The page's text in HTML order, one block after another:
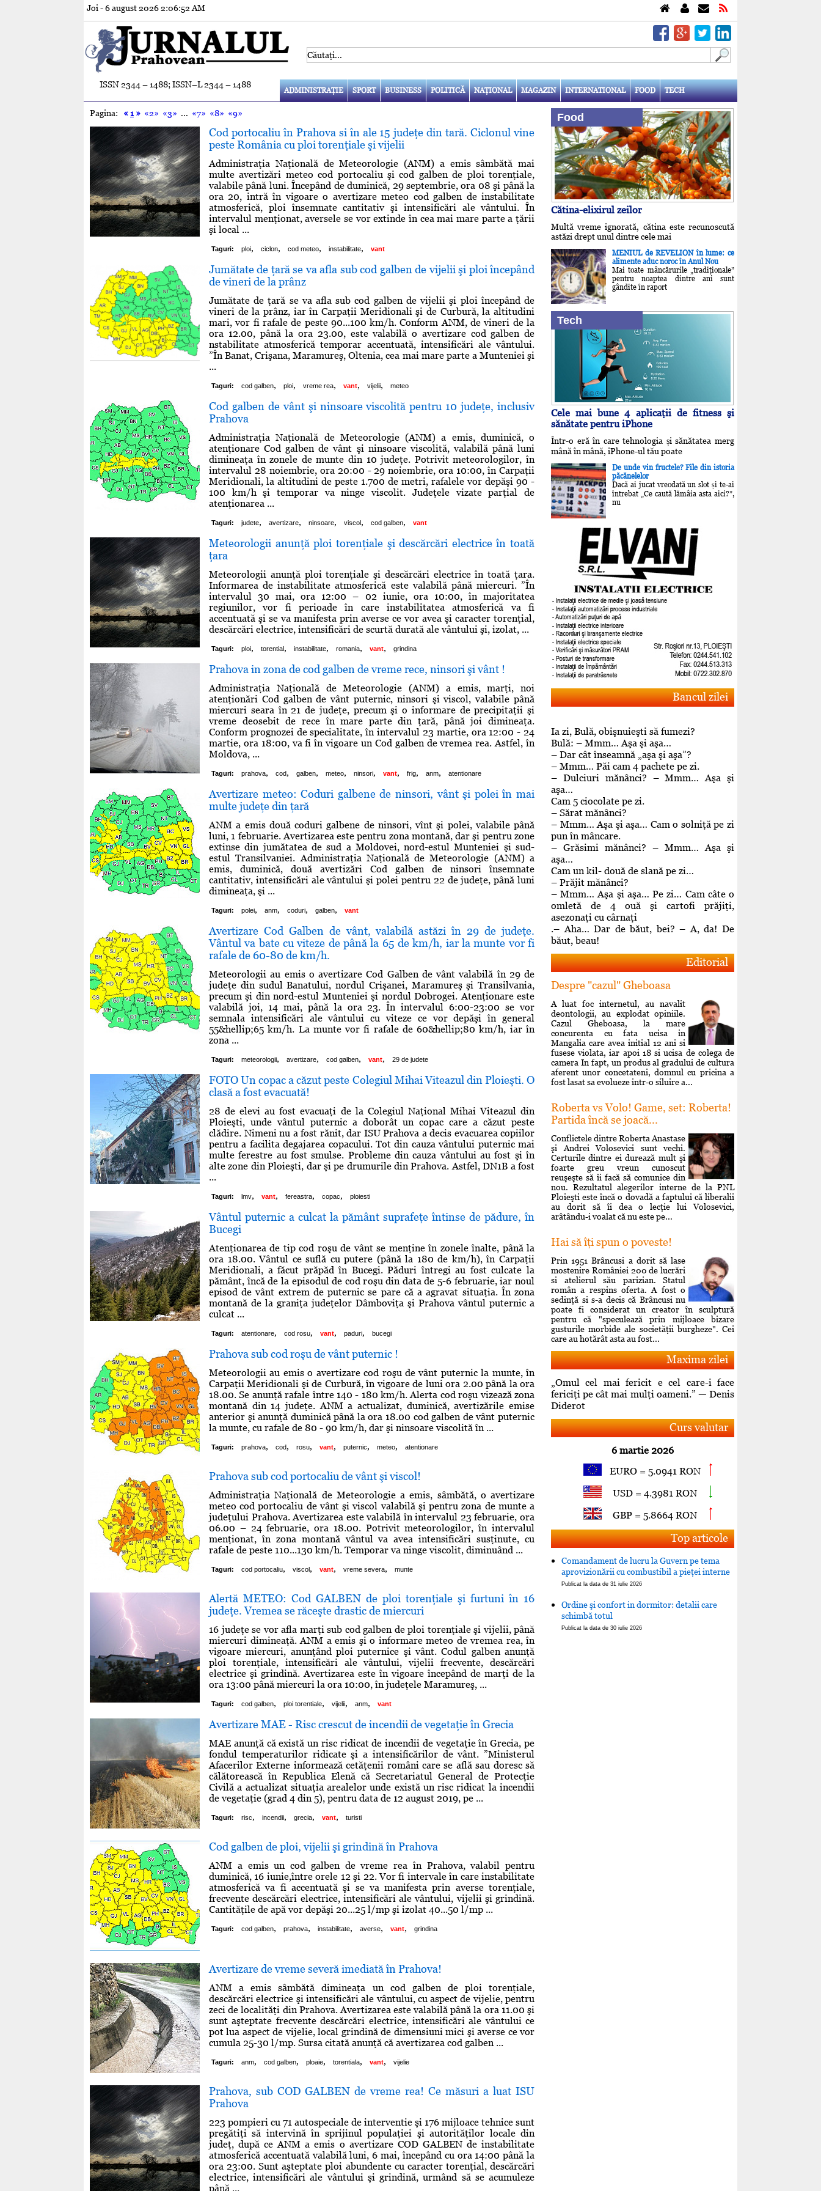
Joi - 6 august 2026 2:06:53 AM
ISSN 2344 – 1488; ISSN–L 2344 – 1488
ADMINISTRAŢIE SPORT BUSINESS POLITICĂ NAŢIONAL MAGAZIN INTERNATIONAL FOOD TECH
Pagina: «1 » «2» «3» ... «7» «8» «9»
Cod portocaliu în Prahova si în ale 15 judeţe din tară. Ciclonul vine
peste România cu ploi torenţiale şi vijelii
Administraţia Naţională de Meteorologie (ANM) a emis sâmbătă mai
multe avertizări meteo cod portocaliu şi cod galben de ploi torenţiale,
valabile până luni. Începând de duminică, 29 septembrie, ora 08 şi până la
ora 20, intră în vigoare o avertizare meteo cod galben de instabilitate
atmosferică, ploi însemnate cantitativ şi intensificări ale vântului. În
intervalul menţionat, aversele se vor extinde în cea mai mare parte a ţării
şi local ...
Taguri: ploi, ciclon, cod meteo, instabilitate, vant
Jumătate de ţară se va afla sub cod galben de vijelii şi ploi începând
de vineri de la prânz
Jumătate de ţară se va afla sub cod galben de vijelii şi ploi începând de
vineri de la prânz, iar în Carpaţii Meridionali şi de Curbură, la altitudini
mari, vor fi rafale de peste 90...100 km/h. Conform ANM, de vineri de la
ora 12.00, până la ora 23.00, este valabilă o avertizare cod galben de
nstabilitate atmosferică temporar accentuată, intensificări ale vântului.
”În Banat, Crişana, Maramureş, Oltenia, cea mai mare parte a Munteniei şi
...
Taguri: cod galben, ploi, vreme rea, vant, vijelii, meteo
Cod galben de vânt şi ninsoare viscolită pentru 10 judeţe, inclusiv
Prahova
Administraţia Naţională de Meteorologie (ANM) a emis, duminică, o
atenţionare Cod galben de vânt şi ninsoare viscolită, valabilă până luni
dimineaţa în zonele de munte din 10 judeţe. Potrivit meteorologilor, în
intervalul 28 noiembrie, ora 20:00 - 29 noiembrie, ora 10:00, în Carpaţii
Meridionali, la altitudini de peste 1.700 de metri, rafalele vor depăşi 90 -
100 km/h şi temporar va ninge viscolit. Judeţele vizate parţial de
atenţionarea ...
Taguri: judete, avertizare, ninsoare, viscol, cod galben, vant
Meteorologii anunţă ploi torenţiale şi descărcări electrice în toată
ţara
Meteorologii anunţă ploi torenţiale şi descărcări electrice în toată ţara.
Informarea de instabilitate atmosferică este valabilă până miercuri. ”În
intervalul 30 mai, ora 12:00 – 02 iunie, ora 10:00, în majoritatea
regiunilor, vor fi perioade în care instabilitatea atmosferică va fi
accentuată şi se va manifesta prin averse ce vor avea şi caracter torenţial,
descărcări electrice, intensificări de scurtă durată ale vântului şi, izolat, ...
Taguri: ploi, torential, instabilitate, romania, vant, grindina
Prahova in zona de cod galben de vreme rece, ninsori şi vânt !
Administraţia Naţională de Meteorologie (ANM) a emis, marţi, noi
atenţionări Cod galben de vânt puternic, ninsori şi viscol, valabile până
miercuri seara în 21 de judeţe, precum şi o informare de precipitaţii şi
vreme deosebit de rece în mare parte din ţară, până joi dimineaţa.
Conform prognozei de specialitate, în intervalul 23 martie, ora 12:00 - 24
martie, ora 18:00, va fi în vigoare un Cod galben de vremea rea. Astfel, în
Moldova, ...
Taguri: prahova, cod, galben, meteo, ninsori, vant, frig, anm, atentionare
Avertizare meteo: Coduri galbene de ninsori, vânt şi polei în mai
multe judeţe din ţară
ANM a emis două coduri galbene de ninsori, vînt şi polei, valabile până
luni, 1 februarie. Avertizarea este pentru zona montană, dar şi pentru zone
extinse din jumătatea de sud a Moldovei, nord-estul Munteniei şi sud-
estul Transilvaniei. Administraţia Naţională de Meteorologie (ANM) a
emis, duminică, două avertizări Cod galben de ninsori însemnate
cantitativ, intensificări ale vântului şi polei pentru 22 de judeţe, până luni
dimineaţa, şi ...
Taguri: polei, anm, coduri, galben, vant
Avertizare Cod Galben de vânt, valabilă astăzi în 29 de judeţe.
Vântul va bate cu viteze de până la 65 de km/h, iar la munte vor fi
rafale de 60-80 de km/h.
Meteorologii au emis o avertizare Cod Galben de vânt valabilă în 29 de
judeţe din sudul Banatului, nordul Crişanei, Maramureş şi Transilvania,
precum şi din nord-estul Munteniei şi nordul Dobrogei. Atenţionare este
valabilă joi, 14 mai, până la ora 23. În intervalul 6:00-23:00 se vor
semnala intensificări ale vântului cu viteze ce vor depăşi în general
55&hellip;65 km/h. La munte vor fi rafale de 60&hellip;80 km/h, iar în
zona ...
Taguri: meteorologii, avertizare, cod galben, vant, 29 de judete
FOTO Un copac a căzut peste Colegiul Mihai Viteazul din Ploieşti. O
clasă a fost evacuată!
28 de elevi au fost evacuaţi de la Colegiul Naţional Mihai Viteazul din
Ploieşti, unde vântul puternic a doborât un copac care a căzut peste
clădire. Nimeni nu a fost rănit, dar ISU Prahova a decis evacuarea copiilor
pentru a facilita degajarea copacului. Tot din cauza vântului puternic mai
multe ferestre au fost smulse. Probleme din cauza vântului au fost şi în
alte zone din Ploieşti, dar şi pe drumurile din Prahova. Astfel, DN1B a fost
...
Taguri: lmv, vant, fereastra, copac, ploiesti
Vântul puternic a culcat la pământ suprafeţe întinse de pădure, în
Bucegi
Atenţionarea de tip cod roşu de vânt se menţine în zonele înalte, până la
ora 18.00. Vântul ce suflă cu putere (până la 180 de km/h), în Carpaţii
Meridionali, a făcut prăpăd în Bucegi. Păduri întregi au fost culcate la
pământ, încă de la episodul de cod roşu din data de 5-6 februarie, iar noul
episod de vânt extrem de puternic se pare că a agravat situaţia. În zona
montană de la graniţa judeţelor Dâmboviţa şi Prahova vântul puternic a
culcat ...
Taguri: atentionare, cod rosu, vant, paduri, bucegi
Prahova sub cod roşu de vânt puternic !
Meteorologii au emis o avertizare cod roşu de vânt puternic la munte, în
Carpaţii Meridionali şi de Curbură, în vigoare de luni ora 2.00 până la ora
18.00. Se anunţă rafale între 140 - 180 km/h. Alerta cod roşu vizează zona
montană din 14 judeţe. ANM a actualizat, duminică, avertizările emise
anterior şi anunţă duminică până la ora 18.00 cod galben de vânt puternic
la munte, cu rafale de 80 - 90 km/h, dar şi ninsoare viscolită în ...
Taguri: prahova, cod, rosu, vant, puternic, meteo, atentionare
Prahova sub cod portocaliu de vânt şi viscol!
Administraţia Naţională de Meteorologie a emis, sâmbătă, o avertizare
meteo cod portocaliu de vânt şi viscol valabilă şi pentru zona de munte a
judeţului Prahova. Avertizarea este valabilă în intervalul 23 februarie, ora
06.00 – 24 februarie, ora 18.00. Potrivit meteorologilor, în intervalul
menţionat, în zona montană vântul va avea intensificări susţinute, cu
rafale de peste 110...130 km/h. Temporar va ninge viscolit, diminuând ...
Taguri: cod portocaliu, viscol, vant, vreme severa, munte
Alertă METEO: Cod GALBEN de ploi torenţiale şi furtuni în 16
judeţe. Vremea se răceşte drastic de miercuri
16 judeţe se vor afla marţi sub cod galben de ploi torenţiale şi vijelii, până
miercuri dimineaţă. ANM a emis şi o informare meteo de vremea rea, în
vigoare miercuri, anunţând ploi puternice şi vânt. Codul galben anunţă
ploi torenţiale, intensificări ale vântului, vijelii frecvente, descărcări
electrice şi grindină. Avertizarea este în vigoare începând de marţi de la
ora 13:00 până miercuri la ora 10:00, în judeţele Maramureş, ...
Taguri: cod galben, ploi torentiale, vijelii, anm, vant
Avertizare MAE - Risc crescut de incendii de vegetaţie în Grecia
MAE anunţă că există un risc ridicat de incendii de vegetaţie în Grecia, pe
fondul temperaturilor ridicate şi a intensificărilor de vânt. ”Ministerul
Afacerilor Externe informează cetăţenii români care se află sau doresc să
călătorească în Republica Elenă că Secretariatul General de Protecţie
Civilă a actualizat situaţia arealelor unde există un risc ridicat la incendii
de vegetaţie (grad 4 din 5), pentru data de 12 august 2019, pe ...
Taguri: risc, incendii, grecia, vant, turisti
Cod galben de ploi, vijelii şi grindină în Prahova
ANM a emis un cod galben de vreme rea în Prahova, valabil pentru
duminică, 16 iunie,între orele 12 şi 22. Vor fi intervale în care instabilitate
atmosferică va fi accentuată şi se va manifesta prin averse torenţiale,
frecvente descărcări electrice, intensificări ale vântului, vijelii şi grindină.
Cantităţile de apă vor depăşi 20...25 l/mp şi izolat 40...50 l/mp ...
Taguri: cod galben, prahova, instabilitate, averse, vant, grindina
Avertizare de vreme severă imediată în Prahova!
ANM a emis sâmbătă dimineaţa un cod galben de ploi torenţiale,
descărcări electrice şi intensificări ale vântului, cu aspect de vijelie, pentru
zeci de localităţi din Prahova. Avertizarea este valabilă până la ora 11.00 şi
sunt aşteptate frecvente descărcări electrice, intensificări ale vântului ce
pot lua aspect de vijelie, local grindină de dimensiuni mici şi averse ce vor
cumula 25-30 l/mp. Sursa citată anunţă că avertizarea cod galben ...
Taguri: anm, cod galben, ploaie, torentiala, vant, vijelie
Prahova, sub COD GALBEN de vreme rea! Ce măsuri a luat ISU
Prahova
223 pompieri cu 71 autospeciale de interventie şi 176 mijloace tehnice sunt
pregătiţi să intervină în sprijinul populaţiei şi autorităţilor locale din
judeţ, după ce ANM a emis o avertizare COD GALBEN de instabilitate
atmosferică accentuată valabilă luni, 6 mai, începând cu ora 14:00 până la
ora 23:00. Sunt aşteptate ploi abundente cu caracter torenţial, descărcări
electrice, intensificări ale vântului şi grindină, urmând să se acumuleze
până ...
Food
Cătina-elixirul zeilor
Multă vreme ignorată, cătina este recunoscută
astăzi drept unul dintre cele mai
MENIUL de REVELION în lume: ce
alimente aduc noroc în Anul Nou
Mai toate mâncărurile „tradiţionale”
pentru noaptea dintre ani sunt
gândite în raport
Tech
Cele mai bune 4 aplicaţii de fitness şi
sănătate pentru iPhone
Într-o eră în care tehnologia și sănătatea merg
mână în mână, iPhone-ul tău poate
De unde vin fructele? File din istoria
păcănelelor
Dacă ai jucat vreodată un slot și te-ai
întrebat „Ce caută lămâia asta aici?”,
nu
Bancul zilei
Ia zi, Bulă, obişnuieşti să fumezi?
Bulă: – Mmm… Aşa şi aşa…
– Dar cât înseamnă „aşa şi aşa”?
– Mmm… Păi cam 4 pachete pe zi.
– Dulciuri mănânci? – Mmm… Aşa şi
aşa…
Cam 5 ciocolate pe zi.
– Sărat mănânci?
– Mmm… Aşa şi aşa… Cam o solniţă pe zi
pun în mâncare.
– Grăsimi mănânci? – Mmm… Aşa şi
aşa…
Cam un kil- două de slană pe zi…
– Prăjit mănânci?
– Mmm… Aşa şi aşa… Pe zi… Cam câte o
omletă de 4 ouă şi cartofi prăjiţi,
asezonaţi cu cârnaţi
.– Aha… Dar de băut, bei? – A, da! De
băut, beau!
Editorial
Despre "cazul" Gheboasa
A luat foc internetul, au navalit
deontologii, au explodat opiniile.
Cazul Gheboasa, la mare
concurenta cu fata ucisa in
Mangalia care avea initial 12 ani si
fusese violata, iar apoi 18 si ucisa de colega de
camera In fapt, un produs al gradului de cultura
aferent unor concetateni, domnul cu pricina a
fost lasat sa evolueze intr-o siluire a...
Roberta vs Volo! Game, set: Roberta!
Partida încă se joacă...
Conflictele dintre Roberta Anastase
şi Andrei Volosevici sunt vechi.
Certurile dintre ei durează mult şi
foarte greu vreun cunoscut
reuşeşte să îi facă să comunice din
nou. Rezultatul alegerilor interne de la PNL
Ploieşti este încă o dovadă a faptului că liberalii
au dorit să îi dea o lecţie lui Volosevici,
arâtându-i voalat că nu este pe...
Hai să îţi spun o poveste!
Prin 1951 Brâncusi a dorit să lase
mostenire României 200 de lucrări
si atelierul său parizian. Statul
român a respins oferta. A fost o
sedinţă si s-a decis că Brâncusi nu
poate fi considerat un creator în sculptură
pentru că "speculează prin mijloace bizare
gusturile morbide ale societăţii burgheze". Cei
care au hotărât asta au fost...
Maxima zilei
„Omul cel mai fericit e cel care-i face
fericiţi pe cât mai mulţi oameni.” — Denis
Diderot
Curs valutar
6 martie 2026
EURO = 5.0941 RON
USD = 4.3981 RON
GBP = 5.8664 RON
Top articole
Comandament de lucru la Guvern pe tema
aprovizionării cu combustibil a pieţei interne
Publicat la data de 31 iulie 2026
Ordine şi confort in dormitor: detalii care
schimbă totul
Publicat la data de 30 iulie 2026